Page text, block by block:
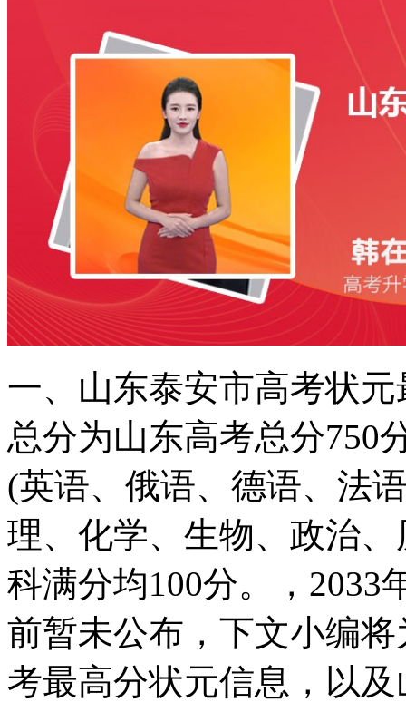
一、山东泰安市高考状
总分为山东高考总分750
(英语、俄语、德语、法
理、化学、生物、政治
科满分均100分。，2033
前暂未公布，下文小编
考最高分状元信息，以